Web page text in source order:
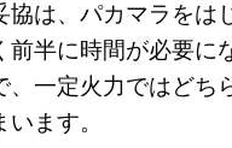
協は、パカマラを
前半に時間が必要に
、一定火力ではど
ます。